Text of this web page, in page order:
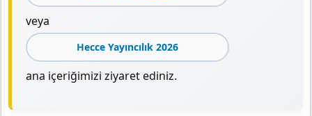
veya
Hecce Yayıncılık 2026
ana içeriğimizi ziyaret ediniz.